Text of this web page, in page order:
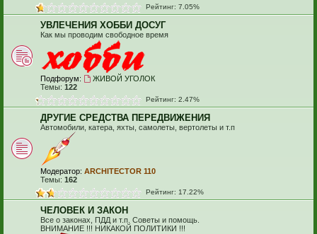
Рейтинг: 7.05%
УВЛЕЧЕНИЯ ХОББИ ДОСУГ
Как мы проводим свободное время
Подфорум:
ЖИВОЙ УГОЛОК
Темы: 122
Рейтинг: 2.47%
ДРУГИЕ СРЕДСТВА ПЕРЕДВИЖЕНИЯ
Автомобили, катера, яхты, самолеты, вертолеты и т.п
Модератор: ARCHITECTOR 110
Темы: 162
Рейтинг: 17.22%
ЧЕЛОВЕК И ЗАКОН
Все о законах, ПДД и т.п. Советы и помощь.
ВНИМАНИЕ !!! НИКАКОЙ ПОЛИТИКИ !!!